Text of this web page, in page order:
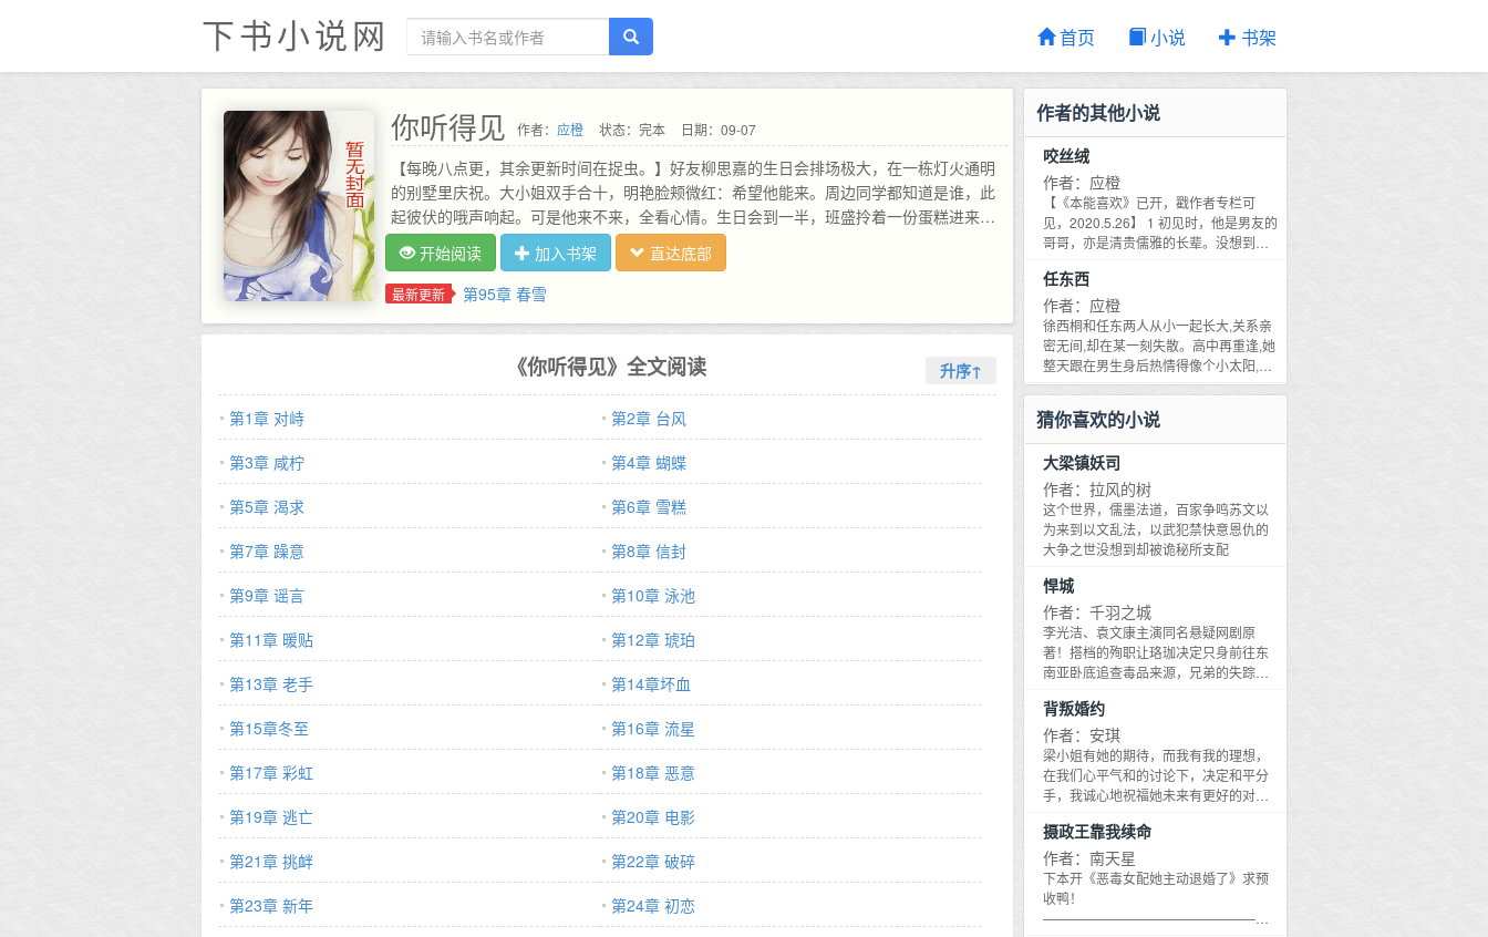
下书小说网 首页 小说 书架
你听得见 作者： 应橙 状态：完本 日期：09-07
【每晚八点更，其余更新时间在捉虫。】好友柳思嘉的生日会排场极大，在一栋灯火通明
的别墅里庆祝。大小姐双手合十，明艳脸颊微红：希望他能来。周边同学都知道是谁，此
起彼伏的哦声响起。可是他来不来，全看心情。生日会到一半，班盛拎着一份蛋糕进来，
掐灭烟，开口：生日快乐。大小姐惊喜不已，吩咐要重新吹一遍蜡烛许愿。事后众人闹在
一起，林微夏独自去厨房拿水果帮忙。一转身，林微夏险些撞上一人的胸膛，下意识地后
退。班盛单手插兜，缓慢靠近，影子落了下来，见到她鼻尖上黏着的奶油，眼神变了一
抽到问班盛问题。你想成为什么？鲨鱼。他停了一下，反问道，你呢？鱼缸谁都知道，鲨
鱼和鱼缸永远不能在一起。拽酷厌世X清冷少女排雷：各种青春中二病/略群像HE/女主是男
主的初恋（主角未成年前不恋爱，无亲密行为ps:理性看文，不要吵架，不要引战，不要拉
踩。人身攻击反弹/互相尊重，谢谢～*听见文名灵感源于周杰伦歌曲《你听得到》。该文完
整大纲存档于2021.7.18…
开始阅读 加入书架 直达底部
最新更新 第95章 春雪
《你听得见》全文阅读 升序↑
第1章 对峙
第2章 台风
第3章 咸柠
第4章 蝴蝶
第5章 渴求
第6章 雪糕
第7章 躁意
第8章 信封
第9章 谣言
第10章 泳池
第11章 暖贴
第12章 琥珀
第13章 老手
第14章坏血
第15章冬至
第16章 流星
第17章 彩虹
第18章 恶意
第19章 逃亡
第20章 电影
第21章 挑衅
第22章 破碎
第23章 新年
第24章 初恋
作者的其他小说
咬丝绒
作者：应橙
【《本能喜欢》已开，戳作者专栏可
见，2020.5.26】 1 初见时，他是男友的
哥哥，亦是清贵儒雅的长辈。没想到，
会爱人。 直到一次宴会，傅津言看见她
与男人谈笑风生，心里第一次滋长了一
种叫嫉妒的情绪，当众带走了她。 车
内，他沉着一张脸，将她的下巴捏得生
疼，眼睛却红得不行。他也是这样吻你
的吗？ 2 后来戚悦终于得以逃脱，再相
逢。一个身处光芒，一个立于暗处。 有
人问：还想要她吗？ 傅津言站在人群
处，烟灰灼痛指尖，语气却淡到不行：
不要了。 偏执禁欲总裁VS 清纯坚韧白
水仙 排：HE，有糖有渣。 本文一切虚
构。不能人身攻击 _ 《本能喜欢》文案
京北圈子里的人都知道，时羽喜欢江
恪，天天跟在他后头，恨不得把一颗心
捧到他面前。 江恪薄情又冷淡，对此视
若无堵，甚至对这位未婚妻感到厌烦。
有一天，时羽终于死心，红着眼说： 我
不喜欢你了。 - 时羽重获新生后，出现
在宴会上，眸色动人，倾倒众生。 见她
同别人的男人谈笑风生，江恪阴沉了一
整晚的脸。 有人问时羽现在和江恪什么
关系。 时羽笑着回答：只是邻家哥哥。
坐在她对面的江恪掐灭烟，当着众人的
面，语气生冷：所以你的习惯是一喝醉
就找哥哥，然后动手亲他吗？ 行动派明
艳小狐狸X高冷闷骚霸总 女追男/一点年
龄差
任东西
作者：应橙
徐西桐和任东两人从小一起长大,关系亲
密无间,却在某一刻失散。高中再重逢,她
整天跟在男生身后热情得像个小太阳,任
东却烦不胜烦,避之不及。有天,徐西桐站
讨厌我？任东斩钉截铁地回答：是。坏
蛋X甜妹
猜你喜欢的小说
大梁镇妖司
作者：拉风的树
这个世界，儒墨法道，百家争鸣苏文以
为来到以文乱法，以武犯禁快意恩仇的
大争之世没想到却被诡秘所支配
悍城
作者：千羽之城
李光洁、袁文康主演同名悬疑网剧原
著！搭档的殉职让珞珈决定只身前往东
南亚卧底追查毒品来源，兄弟的失踪让
真相，摸底犯罪的边缘，挑战生存的极
限，抽丝剥茧的调查与惊心动魄的冲
突，危机四伏，暗潮涌动，真情假意，
心怀鬼胎，……看痞帅不羁的缉毒警与
被除名的特种兵，深陷凶险异国，卧底
悍土孤城，向死而生。
背叛婚约
作者：安琪
梁小姐有她的期待，而我有我的理想，
在我们心平气和的讨论下，决定和平分
手，我诚心地祝福她未来有更好的对
美好夜晚的温柔未婚夫，今日却冷血无
情地召开记者会，发表他们决定解除婚
约的声明！面对她疑惑伤心的眼神，他
竟毫不眷恋的说出残忍决绝的真相——
摄政王靠我续命
作者：南天星
下本开《恶毒女配她主动退婚了》求预
收鸭！
——————————————————————